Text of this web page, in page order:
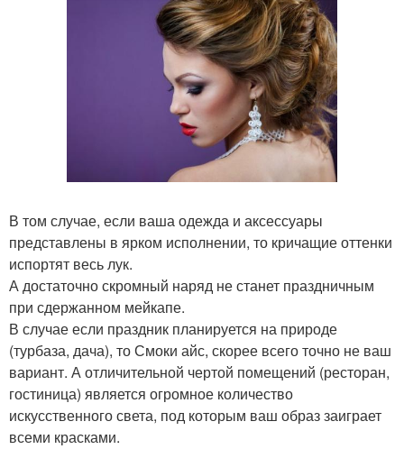
В том случае, если ваша одежда и аксессуары
представлены в ярком исполнении, то кричащие оттенки
испортят весь лук.
А достаточно скромный наряд не станет праздничным
при сдержанном мейкапе.
В случае если праздник планируется на природе
(турбаза, дача), то Смоки айс, скорее всего точно не ваш
вариант. А отличительной чертой помещений (ресторан,
гостиница) является огромное количество
искусственного света, под которым ваш образ заиграет
всеми красками.